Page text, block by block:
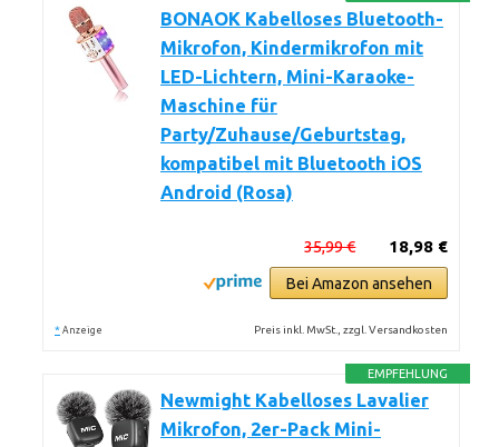
BONAOK Kabelloses Bluetooth-
Mikrofon, Kindermikrofon mit
LED-Lichtern, Mini-Karaoke-
Maschine für
Party/Zuhause/Geburtstag,
kompatibel mit Bluetooth iOS
Android (Rosa)
18,98 €
35,99 €
Bei Amazon ansehen
* Anzeige Preis inkl. MwSt., zzgl. Versandkosten
EMPFEHLUNG
Newmight Kabelloses Lavalier
Mikrofon, 2er-Pack Mini-